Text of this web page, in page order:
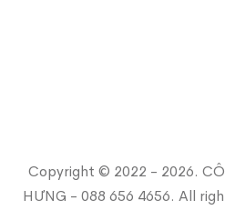
Copyright © 2022 - 2026.
HƯNG - 088 656 4656. All